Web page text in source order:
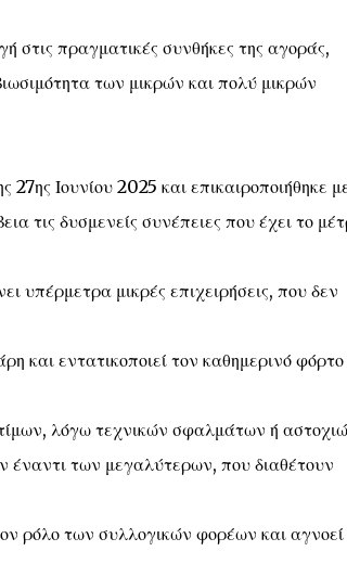
στις πραγματικές συνθήκες της αγοράς,
των μικρών και πολύ μικρών
Ιουνίου 2025 και επικαιροποιήθηκε
τις δυσμενείς συνέπειες που έχει το
υπέρμετρα μικρές επιχειρήσεις, που δεν
και εντατικοποιεί τον καθημερινό φόρτο
λόγω τεχνικών σφαλμάτων ή
έναντι των μεγαλύτερων, που διαθέτουν
ρόλο των συλλογικών φορέων και αγνοεί